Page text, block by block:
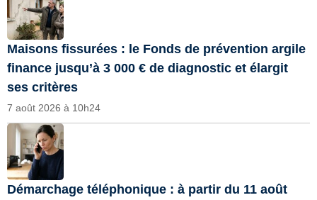
Maisons fissurées : le Fonds de prévention argile
finance jusqu’à 3 000 € de diagnostic et élargit
ses critères
7 août 2026 à 10h24
Démarchage téléphonique : à partir du 11 août